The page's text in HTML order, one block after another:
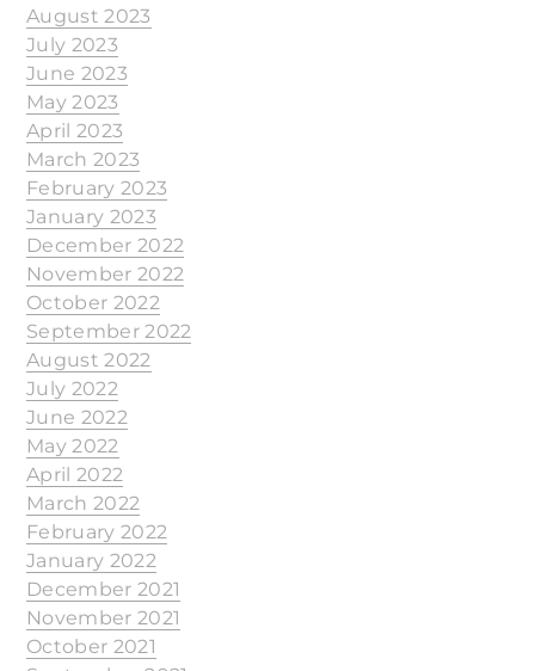
August 2023
July 2023
June 2023
May 2023
April 2023
March 2023
February 2023
January 2023
December 2022
November 2022
October 2022
September 2022
August 2022
July 2022
June 2022
May 2022
April 2022
March 2022
February 2022
January 2022
December 2021
November 2021
October 2021